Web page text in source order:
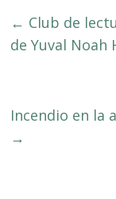
← Club de
de Yuval Noah
Incendio en la
→